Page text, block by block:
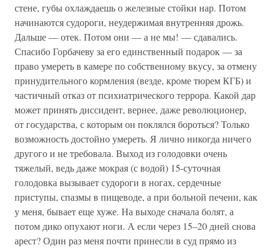
стене, губы охлаждаешь о железные стойки нар. Потом
начинаются судороги, неудержимая внутренняя дрожь.
Дальше — отек. Потом они — а не мы! — сдавались.
Спасибо Горбачеву за его единственный подарок — за
право умереть в камере по собственному вкусу, за отмену
принудительного кормления (везде, кроме тюрем КГБ) и
частичный отказ от психиатрического террора. Какой дар
может принять диссидент, вернее, даже революционер,
от государства, с которым он поклялся бороться? Только
возможность достойно умереть. Я лично никогда ничего
другого и не требовала. Выход из голодовки очень
тяжелый, ведь даже мокрая (с водой) 15-суточная
голодовка вызывает судороги в ногах, сердечные
приступы, спазмы в пищеводе, а при больной печени, как
у меня, бывает еще хуже. На выходе сначала болят, а
потом дико опухают ноги. А если через 15–20 дней снова
арест? Один раз меня почти принесли в суд прямо из